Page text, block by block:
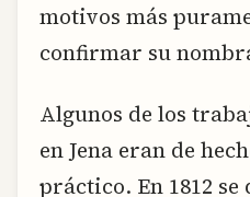
motivos más
confirmar su
Algunos de los
en Jena eran de
práctico. En 1812 se